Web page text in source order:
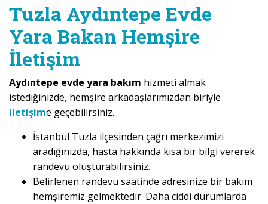
Tuzla Aydıntepe Evde
Yara Bakan Hemşire
İletişim
Aydıntepe evde yara bakım hizmeti almak
istediğinizde, hemşire arkadaşlarımızdan biriyle
iletişime geçebilirsiniz.
İstanbul Tuzla ilçesinden çağrı merkezimizi
aradığınızda, hasta hakkında kısa bir bilgi vererek
randevu oluşturabilirsiniz.
Belirlenen randevu saatinde adresinize bir bakım
hemşiremiz gelmektedir. Daha ciddi durumlarda